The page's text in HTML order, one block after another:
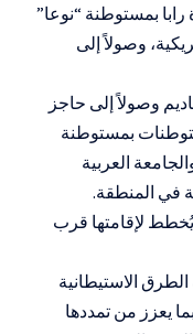
بمستوطنة “نوعا”
وصولاً إلى
وصولاً إلى حاجز
بمستوطنة
العربية
في المنطقة.
لإقامتها قرب
الاستيطانية
يعزز من تمددها